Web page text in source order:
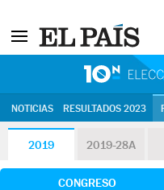
NOTICIAS RESULTADOS 2023
2019 2019-28A
CONGRESO